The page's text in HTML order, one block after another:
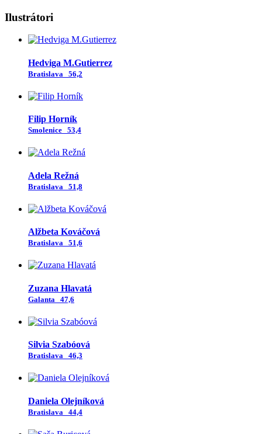
Ilustrátori
Hedviga M.Gutierrez
Bratislava 56,2
Filip Horník
Smolenice 53,4
Adela Režná
Bratislava 51,8
Alžbeta Kováčová
Bratislava 51,6
Zuzana Hlavatá
Galanta 47,6
Silvia Szabóová
Bratislava 46,3
Daniela Olejníková
Bratislava 44,4